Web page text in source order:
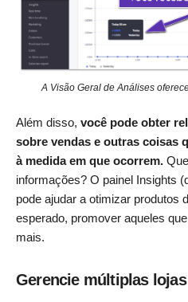
A Visão Geral de Análises
Além disso, você pode obter
sobre vendas e outras coisas
à medida em que ocorrem.
informações? O painel Insights
pode ajudar a otimizar produtos
esperado, promover aqueles
mais.
Gerencie múltiplas